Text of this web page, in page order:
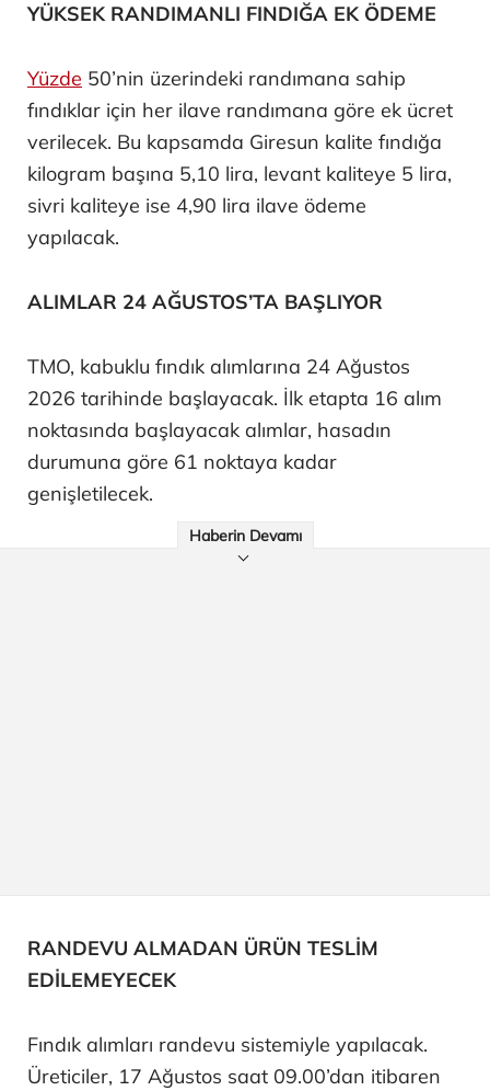
YÜKSEK RANDIMANLI FINDIĞA EK ÖDEME
Yüzde 50’nin üzerindeki randımana sahip
fındıklar için her ilave randımana göre ek ücret
verilecek. Bu kapsamda Giresun kalite fındığa
kilogram başına 5,10 lira, levant kaliteye 5 lira,
sivri kaliteye ise 4,90 lira ilave ödeme
yapılacak.
ALIMLAR 24 AĞUSTOS’TA BAŞLIYOR
TMO, kabuklu fındık alımlarına 24 Ağustos
2026 tarihinde başlayacak. İlk etapta 16 alım
noktasında başlayacak alımlar, hasadın
durumuna göre 61 noktaya kadar
genişletilecek.
Haberin Devamı
RANDEVU ALMADAN ÜRÜN TESLİM
EDİLEMEYECEK
Fındık alımları randevu sistemiyle yapılacak.
Üreticiler, 17 Ağustos saat 09.00’dan itibaren